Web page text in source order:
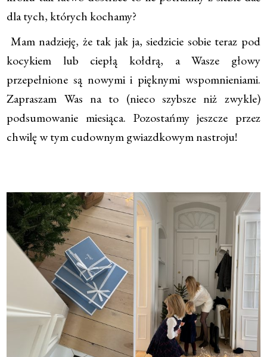
dla tych, których kochamy?
Mam nadzieję, że tak jak ja, siedzicie sobie teraz pod
kocykiem lub ciepłą kołdrą, a Wasze głowy
przepełnione są nowymi i pięknymi wspomnieniami.
Zapraszam Was na to (nieco szybsze niż zwykle)
podsumowanie miesiąca. Pozostańmy jeszcze przez
chwilę w tym cudownym gwiazdkowym nastroju!